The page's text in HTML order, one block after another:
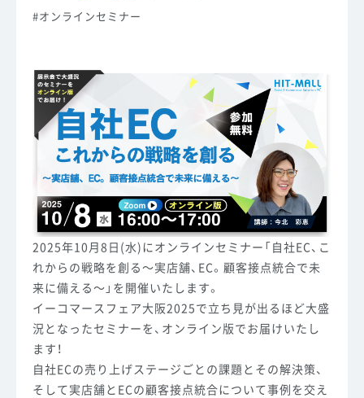
オンラインセミナー
2025年10月8日(水)にオンラインセミナー「自社EC、こ
れからの戦略を創る～実店舗、EC。顧客接点統合で未
来に備える～」を開催いたします。
イーコマースフェア大阪2025で立ち見が出るほど大盛
況となったセミナーを、オンライン版でお届けいたし
ます！
自社ECの売り上げステージごとの課題とその解決策、
そして実店舗とECの顧客接点統合について事例を交え